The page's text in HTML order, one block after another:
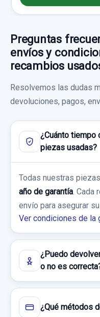
Garantía 1 año
Ref:430356
35,00 €
MOTOR LIMPIA
usado.
HONDA FR-V (BE)
Ref:430359
28,92 €
Sin IVA, gastos de
Consultar
AIRBAG CORTINA
usado.
HONDA FR-V (BE)
Garantía 1 año
80,00 €
Preguntas
envíos y
recambios
Resolvemos las dudas
devoluciones, pagos,
¿Cuánto tiempo
piezas usadas?
Todas nuestras
año de garantía .
envío para asegurar
Ver condiciones de la
¿Puedo
o no es
¿Qué métodos